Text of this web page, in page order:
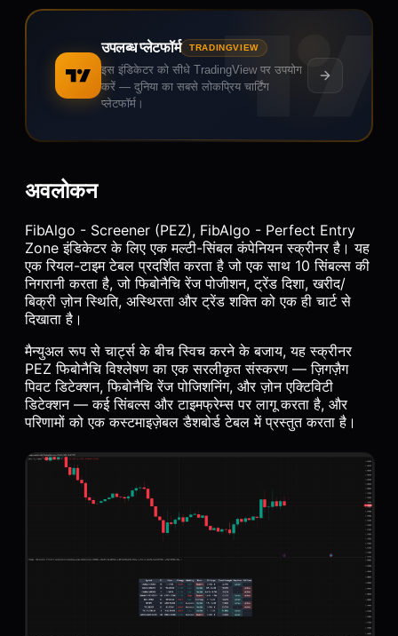
उपलब्ध प्लेटफॉर्म TRADINGVIEW
इस इंडिकेटर को सीधे TradingView पर उपयोग
करें — दुनिया का सबसे लोकप्रिय चार्टिंग
प्लेटफॉर्म।
अवलोकन
FibAlgo - Screener (PEZ), FibAlgo - Perfect Entry
Zone इंडिकेटर के लिए एक मल्टी-सिंबल कंपेनियन स्क्रीनर है। यह
एक रियल-टाइम टेबल प्रदर्शित करता है जो एक साथ 10 सिंबल्स की
निगरानी करता है, जो फिबोनैचि रेंज पोजीशन, ट्रेंड दिशा, खरीद/
बिक्री ज़ोन स्थिति, अस्थिरता और ट्रेंड शक्ति को एक ही चार्ट से
दिखाता है।
मैन्युअल रूप से चार्ट्स के बीच स्विच करने के बजाय, यह स्क्रीनर
PEZ फिबोनैचि विश्लेषण का एक सरलीकृत संस्करण — ज़िगज़ैग
पिवट डिटेक्शन, फिबोनैचि रेंज पोजिशनिंग, और ज़ोन एक्टिविटी
डिटेक्शन — कई सिंबल्स और टाइमफ्रेम्स पर लागू करता है, और
परिणामों को एक कस्टमाइज़ेबल डैशबोर्ड टेबल में प्रस्तुत करता है।